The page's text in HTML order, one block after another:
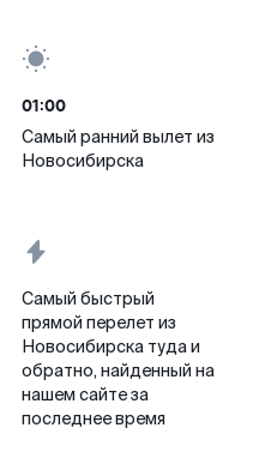
01:00
Самый ранний вылет из
Новосибирска
Самый быстрый
прямой перелет из
Новосибирска туда и
обратно, найденный на
нашем сайте за
последнее время